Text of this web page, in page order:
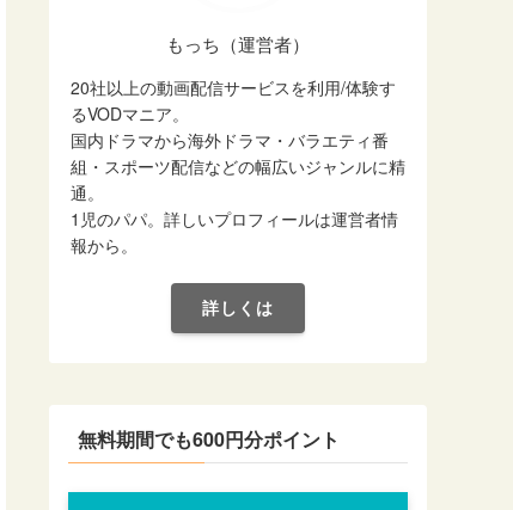
もっち（運営者）
20社以上の動画配信サービスを利用/体験す
るVODマニア。
国内ドラマから海外ドラマ・バラエティ番
組・スポーツ配信などの幅広いジャンルに精
通。
1児のパパ。詳しいプロフィールは運営者情
報から。
詳しくは
無料期間でも600円分ポイント